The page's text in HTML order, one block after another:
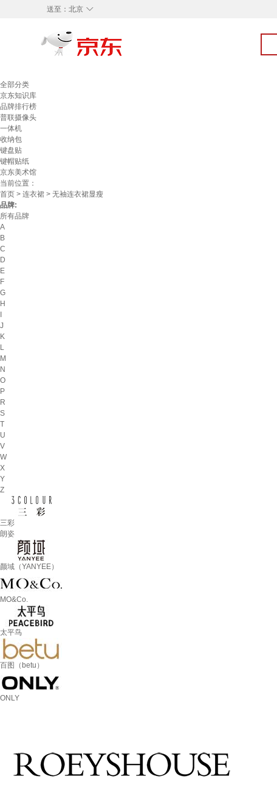
◇
送至： 北京
全部分类
京东知识库
品牌排行榜
普联摄像头
一体机
收纳包
键盘贴
键帽贴纸
京东美术馆
当前位置：
首页 > 连衣裙 > 无袖连衣裙显瘦
品牌:
所有品牌
A
B
C
D
E
F
G
H
J
K
L
M
N
O
P
R
S
T
U
V
W
X
Y
Z
三彩
朗姿
颜域（YANYEE）
MO&Co.
太平鸟
百图（betu）
ONLY